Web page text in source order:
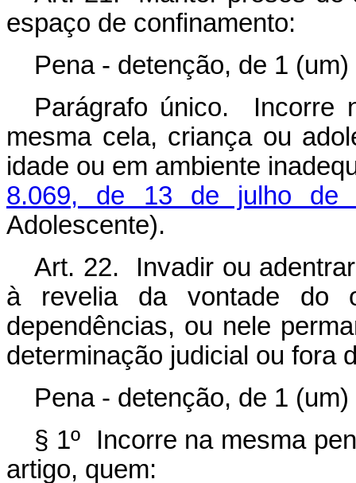
espaço de confinamento:
Pena - detenção, de 1
Parágrafo único. Incorre
mesma cela, criança ou
idade ou em ambiente
8.069, de 13 de julho de
Adolescente).
Art. 22. Invadir ou
à revelia da vontade do
dependências, ou nele
determinação judicial ou fora
Pena - detenção, de 1
§ 1º Incorre na mesma
artigo, quem: